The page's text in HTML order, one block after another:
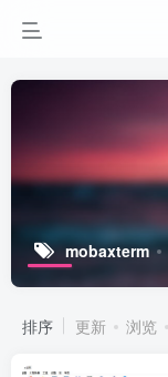
mobaxterm
排序 更新 浏览